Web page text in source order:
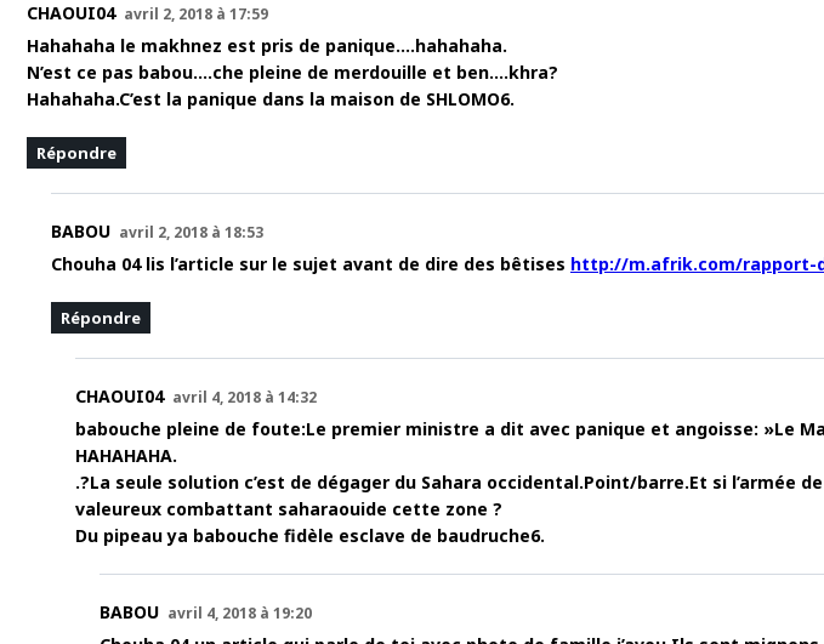
CHAOUI04 avril 2, 2018 à 17:59
Hahahaha le makhnez est pris de panique….hahahaha.
N’est ce pas babou….che pleine de merdouille et ben….khra?
Hahahaha.C’est la panique dans la maison de SHLOMO6.
Répondre
BABOU avril 2, 2018 à 18:53
Chouha 04 lis l’article sur le sujet avant de dire des bêtises http://m.afrik.com/rapport-
Répondre
CHAOUI04 avril 4, 2018 à 14:32
babouche pleine de foute:Le premier ministre a dit avec panique et angoisse: »Le
HAHAHAHA.
.?La seule solution c’est de dégager du Sahara occidental.Point/barre.Et si l’armée
valeureux combattant saharaouide cette zone ?
Du pipeau ya babouche fidèle esclave de baudruche6.
BABOU avril 4, 2018 à 19:20